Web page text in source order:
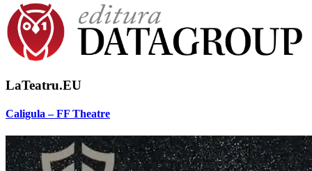
LaTeatru.EU
Caligula – FF Theatre